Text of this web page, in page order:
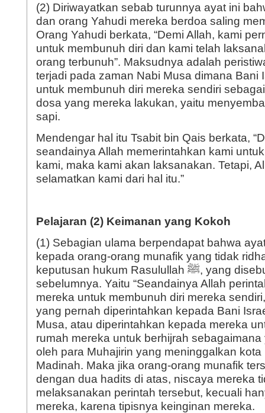
(2) Diriwayatkan sebab turunnya ayat ini
dan orang Yahudi mereka berdoa saling
Orang Yahudi berkata, “Demi Allah, kami
untuk membunuh diri dan kami telah
orang terbunuh”. Maksudnya adalah
terjadi pada zaman Nabi Musa dimana Bani
untuk membunuh diri mereka sendiri
dosa yang mereka lakukan, yaitu
sapi.
Mendengar hal itu Tsabit bin Qais berkata,
seandainya Allah memerintahkan kami
kami, maka kami akan laksanakan. Tetapi,
selamatkan kami dari hal itu.”
Pelajaran (2) Keimanan yang Kokoh
(1) Sebagian ulama berpendapat bahwa
kepada orang-orang munafik yang tidak
keputusan hukum Rasulullah ﷺ, yang disebut pada ayat
sebelumnya. Yaitu “Seandainya Allah
mereka untuk membunuh diri mereka
yang pernah diperintahkan kepada Bani
Musa, atau diperintahkan kepada mereka
rumah mereka untuk berhijrah
oleh para Muhajirin yang meninggalkan
Madinah. Maka jika orang-orang munafik
dengan dua hadits di atas, niscaya mereka
melaksanakan perintah tersebut, kecuali
mereka, karena tipisnya keinginan mereka.